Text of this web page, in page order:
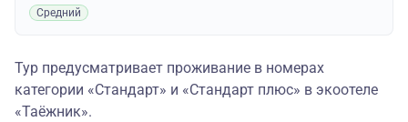
Средний
Тур предусматривает проживание в номерах
категории «Стандарт» и «Стандарт плюс» в экоотеле
«Таёжник».